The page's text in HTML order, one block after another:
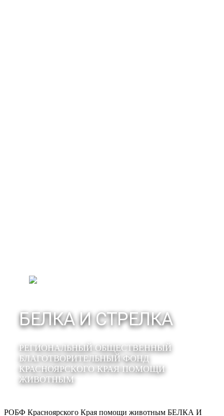
БЕЛКА И СТРЕЛКА
РЕГИОНАЛЬНЫЙ ОБЩЕСТВЕННЫЙ
БЛАГОТВОРИТЕЛЬНЫЙ ФОНД
КРАСНОЯРСКОГО КРАЯ ПОМОЩИ
ЖИВОТНЫМ
РОБФ Красноярского Края помощи животным БЕЛКА И